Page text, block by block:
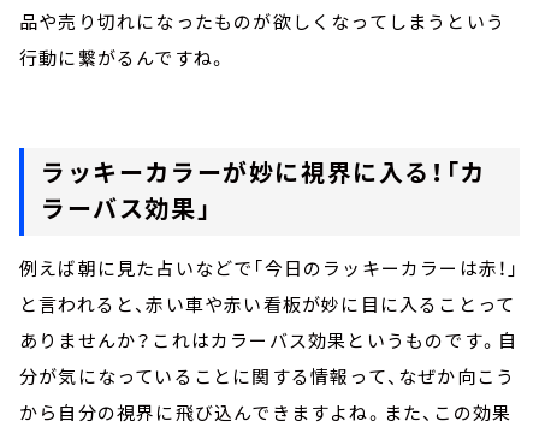
品や売り切れになったものが欲しくなってしまうという
行動に繋がるんですね。
ラッキーカラーが妙に視界に入る！「カ
ラーバス効果」
例えば朝に見た占いなどで「今日のラッキーカラーは赤！」
と言われると、赤い車や赤い看板が妙に目に入ることって
ありませんか？これはカラーバス効果というものです。自
分が気になっていることに関する情報って、なぜか向こう
から自分の視界に飛び込んできますよね。また、この効果